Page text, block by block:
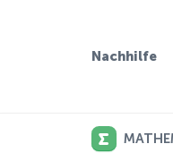
Nachhilfe